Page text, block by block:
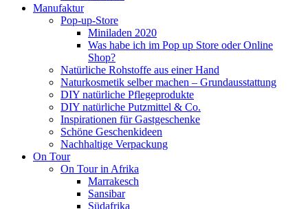
Manufaktur
Pop-up-Store
Miniladen 2020
Was habe ich im Pop up Store oder Online
Shop?
Natürliche Rohstoffe aus einer Hand
Naturkosmetik selber machen – Grundausstattung
DIY natürliche Pflegeprodukte
DIY natürliche Putzmittel & Co.
Inspirationen für Gastgeschenke
Schöne Geschenkideen
Nachhaltige Verpackung
On Tour
On Tour in Afrika
Marrakesch
Sansibar
Südafrika